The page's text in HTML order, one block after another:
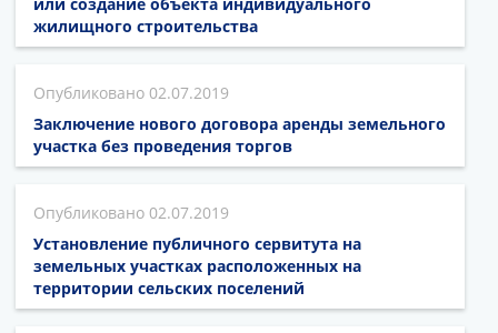
жилищного строительства
02.07.2019
Заключение нового договора аренды земельного
участка без проведения торгов
02.07.2019
Установление публичного сервитута на
земельных участках расположенных на
территории сельских поселений